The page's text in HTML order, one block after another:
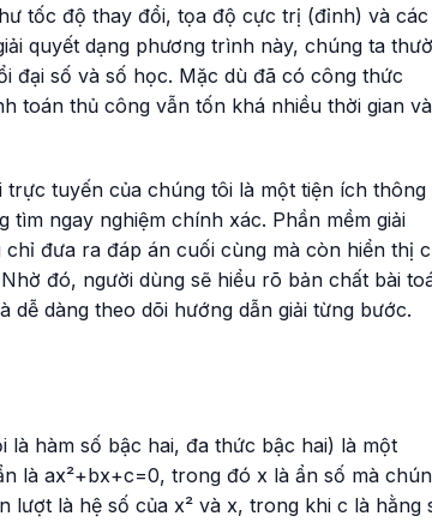
tốc độ thay đổi, tọa độ cực trị (đỉnh) và các
quyết dạng phương trình này, chúng ta
đại số và số học. Mặc dù đã có công thức
toán thủ công vẫn tốn khá nhiều thời gian
trực tuyến của chúng tôi là một tiện ích thông
tìm ngay nghiệm chính xác. Phần mềm giải
đưa ra đáp án cuối cùng mà còn hiển thị
đó, người dùng sẽ hiểu rõ bản chất bài
dễ dàng theo dõi hướng dẫn giải từng bước.
là hàm số bậc hai, đa thức bậc hai) là một
là ax²+bx+c=0, trong đó x là ẩn số mà
lượt là hệ số của x² và x, trong khi c là hằng